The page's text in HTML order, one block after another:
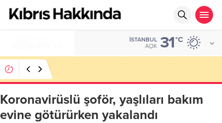
İSTANBUL
AÇIK 31°C
Koronavirüslü şoför, yaşlıları bakım
evine götürürken yakalandı